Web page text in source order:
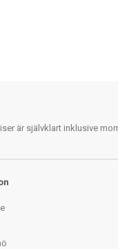
är självklart inklusive